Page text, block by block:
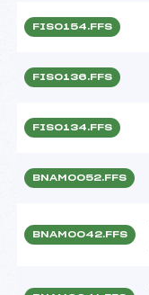
FIS0154.FFS
FIS0136.FFS
FIS0134.FFS
BNAM0052.FFS
BNAM0042.FFS